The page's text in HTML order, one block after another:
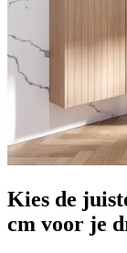
Kies de
cm voor je